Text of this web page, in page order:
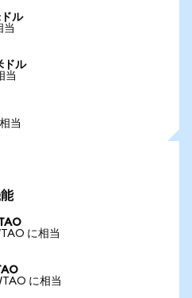
ル
当
ドル
当
当
に相当
に相当